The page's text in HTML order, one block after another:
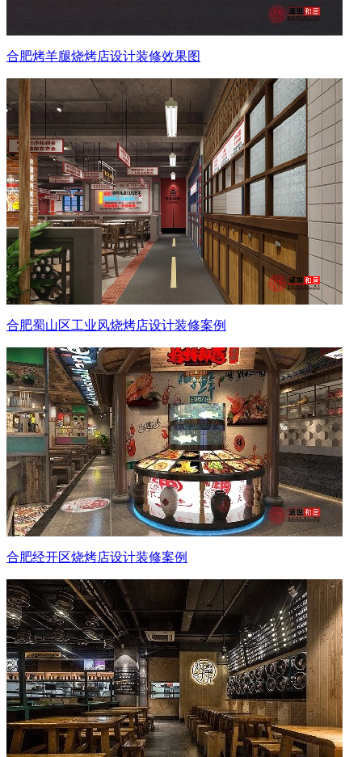
合肥烤羊腿烧烤店设计装修效果图
合肥蜀山区工业风烧烤店设计装修案例
合肥经开区烧烤店设计装修案例